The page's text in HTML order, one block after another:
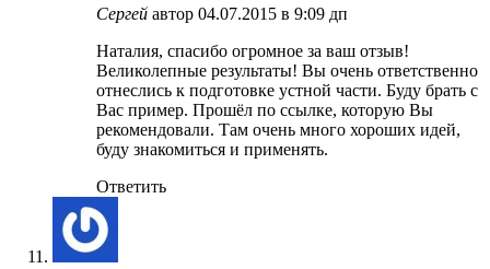
Сергей автор 04.07.2015 в 9:09 дп
Наталия, спасибо огромное за ваш отзыв!
Великолепные результаты! Вы очень ответственно
отнеслись к подготовке устной части. Буду брать с
Вас пример. Прошёл по ссылке, которую Вы
рекомендовали. Там очень много хороших идей,
буду знакомиться и применять.
Ответить